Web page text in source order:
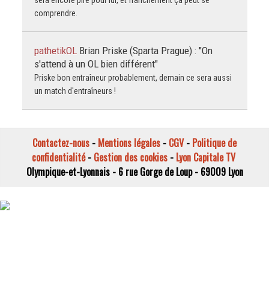
comprendre.
pathetikOL Brian Priske (Sparta Prague) : "On
s'attend à un OL bien différent"
Priske bon entraîneur probablement, demain ce sera aussi
un match d'entraîneurs !
Contactez-nous - Mentions légales - CGV- Politique de
confidentialité- Gestion des cookies- Lyon Capitale TV
Olympique-et-Lyonnais - 6 rue Gorge de Loup - 69009 Lyon